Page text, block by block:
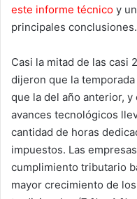
este informe técnico y
principales conclusiones.
Casi la mitad de las casi
dijeron que la
que la del año anterior,
avances tecnológicos
cantidad de horas
impuestos. Las
cumplimiento tributario
mayor crecimiento de